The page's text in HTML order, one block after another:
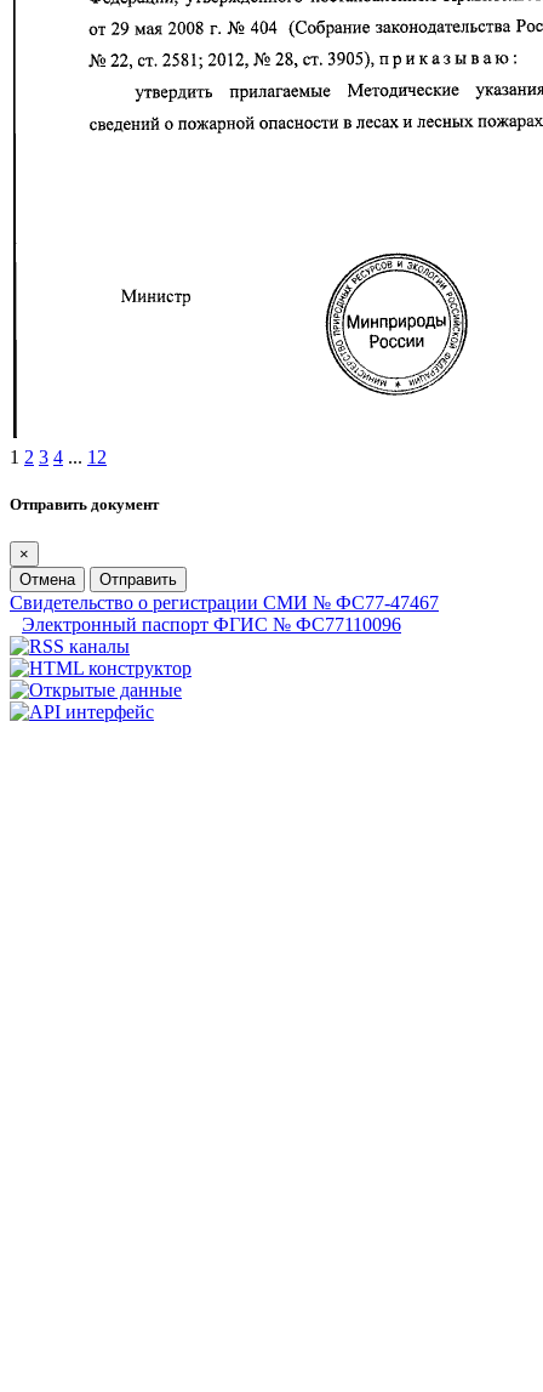
1 2 3 4 ... 12
Отправить документ
×
Отмена
Отправить
Свидетельство о регистрации СМИ № ФС77-47467
Электронный паспорт ФГИС № ФС77110096